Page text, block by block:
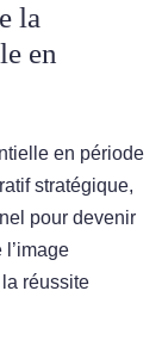
la
en
en période
stratégique,
pour devenir
réussite